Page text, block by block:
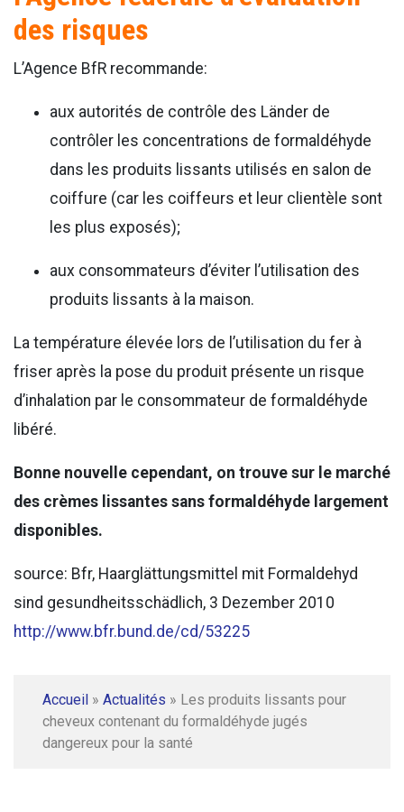
des risques
L’Agence BfR recommande:
aux autorités de contrôle des Länder de
contrôler les concentrations de formaldéhyde
dans les produits lissants utilisés en salon de
coiffure (car les coiffeurs et leur clientèle sont
les plus exposés);
aux consommateurs d’éviter l’utilisation des
produits lissants à la maison.
La température élevée lors de l’utilisation du fer à
friser après la pose du produit présente un risque
d’inhalation par le consommateur de formaldéhyde
libéré.
Bonne nouvelle cependant, on trouve sur le marché
des crèmes lissantes sans formaldéhyde largement
disponibles.
source: Bfr, Haarglättungsmittel mit Formaldehyd
sind gesundheitsschädlich, 3 Dezember 2010
http://www.bfr.bund.de/cd/53225
Accueil » Actualités » Les produits lissants pour
cheveux contenant du formaldéhyde jugés
dangereux pour la santé